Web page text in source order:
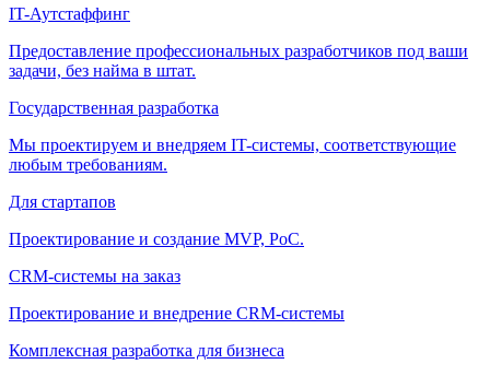
IT-Аутстаффинг
Предоставление профессиональных разработчиков под ваши
задачи, без найма в штат.
Государственная разработка
Мы проектируем и внедряем IT-системы, соответствующие
любым требованиям.
Для стартапов
Проектирование и создание MVP, PoC.
CRM-системы на заказ
Проектирование и внедрение CRM-системы
Комплексная разработка для бизнеса